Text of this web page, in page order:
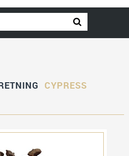
CYPRESS